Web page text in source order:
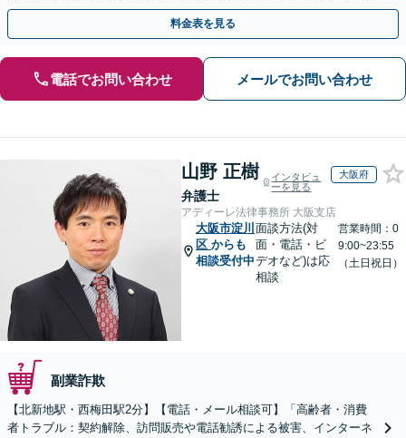
のみで解決も可能！
料金表を見る
電話でお問い合わせ メールでお問い合わせ
山野 正樹
弁護士
インタビュ
ーを見る
大阪府
アディーレ法律事務所 大阪支店
大阪市淀川
区 からも
相談受付中
面談方法(対
面・電話・ビ
デオなど)は応
相談
営業時間：0
9:00~23:55
（土日祝日）
副業詐欺
【北新地駅・西梅田駅2分】【電話・メール相談可】「高齢者・消費
者トラブル：契約解除、訪問販売や電話勧誘による被害、インターネ